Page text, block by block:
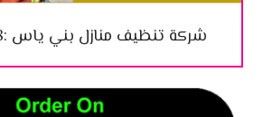
شركة تنظيف منازل بني ياس :0545307678